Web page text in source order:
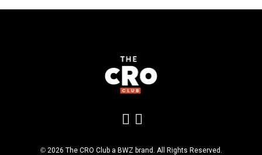
Add us on LinkedIn
Follow us on
© 2026 The CRO Club a BWZOpens new window
brand. All Rights Reserved.